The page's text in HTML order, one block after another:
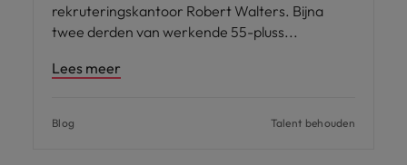
rekruteringskantoor Robert Walters. Bijna
twee derden van werkende 55-pluss
Lees meer
Blog Talent behouden